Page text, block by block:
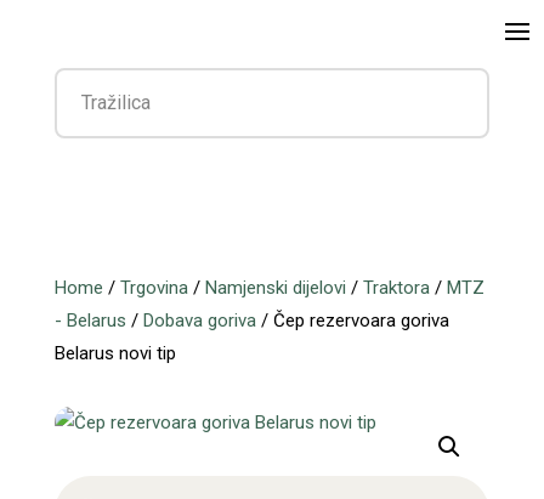
Home / Trgovina/ Namjenski dijelovi / Traktora/ MTZ
- Belarus / Dobava goriva/ Čep rezervoara goriva
Belarus novi tip